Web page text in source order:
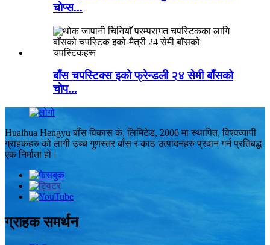
चोप्स...
बाँस चपस्टिक्स इको फ्रेन्डली २४ सेमी बाँसको
चोप...
Huaihua Hengyu बाँस विकास कं, लिमिटेड, 2006 मा स्थापित, विश्वव्यापी
ग्राहकहरु को लागी उच्च गुणस्तर बाँस र काठ उत्पादनहरु प्रदान गर्न प्रतिबद्ध
एक निर्माता हो।
ग्राहक समर्थन